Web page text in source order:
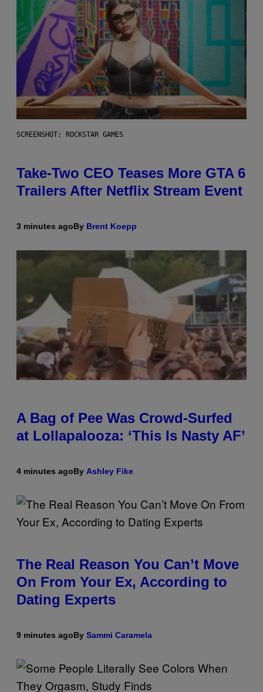
SCREENSHOT: ROCKSTAR GAMES
Take-Two CEO Teases More GTA 6
Trailers After Netflix Stream Event
3 minutes agoBy Brent Koepp
A Bag of Pee Was Crowd-Surfed
at Lollapalooza: ‘This Is Nasty AF’
4 minutes agoBy Ashley Fike
The Real Reason You Can’t Move
On From Your Ex, According to
Dating Experts
9 minutes agoBy Sammi Caramela